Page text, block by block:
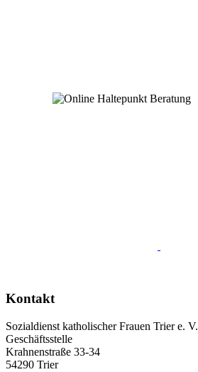
Kontakt
Sozialdienst katholischer Frauen Trier e. V.
Geschäftsstelle
Krahnenstraße 33-34
54290 Trier